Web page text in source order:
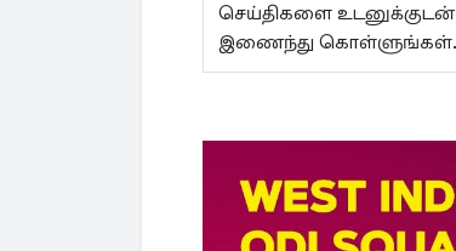
செய்திகளை உடனுக்குடன்
இணைந்து